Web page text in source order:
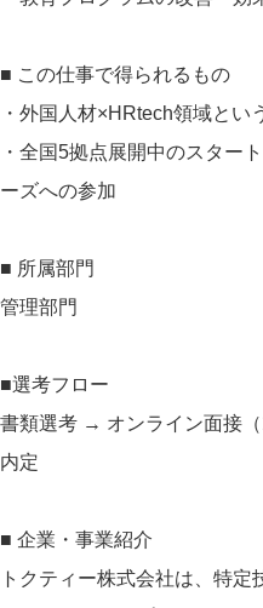
■ この仕事で得られるもの
・外国人材×HRtech領域と
・全国5拠点展開中のスター
ーズへの参加
■ 所属部門
管理部門
■選考フロー
書類選考 → オンライン面接
内定
■ 企業・事業紹介
トクティー株式会社は、特